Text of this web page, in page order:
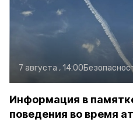
7 августа , 14:00
Информация в
поведения во время